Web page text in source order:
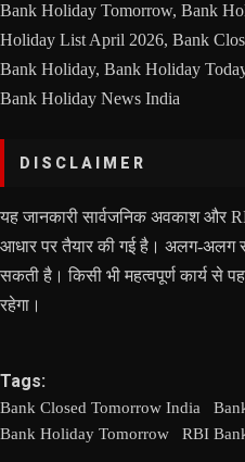
Bank Holiday Tomorrow, Bank
Holiday List April 2026, Bank
Bank Holiday, Bank Holiday
Bank Holiday News India
DISCLAIMER
यह जानकारी सार्वजनिक अवकाश और
आधार पर तैयार की गई है। अलग-अलग
सकती है। किसी भी महत्वपूर्ण कार्य से
रहेगा।
Tags:
Bank Closed Tomorrow India
Bank Holiday Tomorrow
RBI